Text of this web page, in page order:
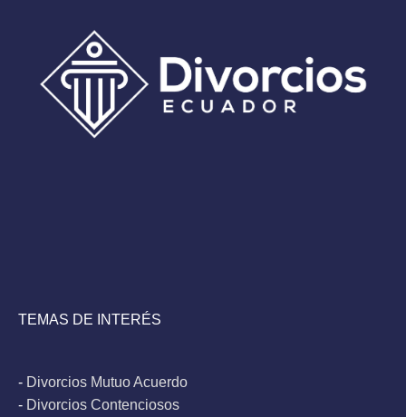
TEMAS DE INTERÉS
- Divorcios Mutuo Acuerdo
- Divorcios Contenciosos